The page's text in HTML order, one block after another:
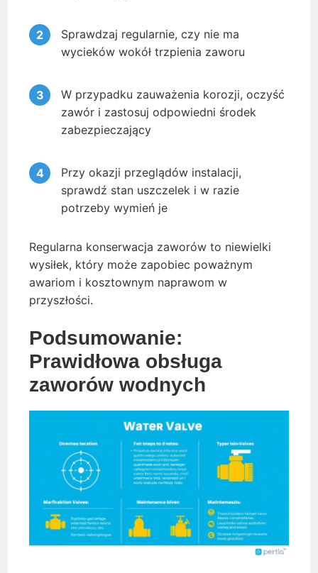
Sprawdzaj regularnie, czy nie ma
wycieków wokół trzpienia zaworu
W przypadku zauważenia korozji, oczyść
zawór i zastosuj odpowiedni środek
zabezpieczający
Przy okazji przeglądów instalacji,
sprawdź stan uszczelek i w razie
potrzeby wymień je
Regularna konserwacja zaworów to niewielki
wysiłek, który może zapobiec poważnym
awariom i kosztownym naprawom w
przyszłości.
Podsumowanie:
Prawidłowa obsługa
zaworów wodnych